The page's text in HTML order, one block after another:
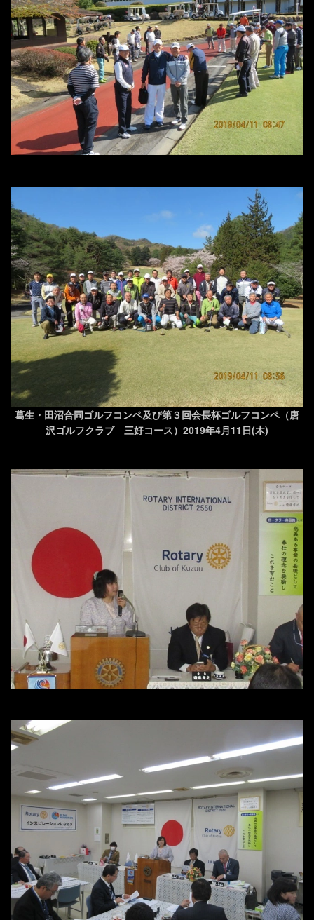
葛生・田沼合同ゴルフコンペ及び第３回会長杯ゴルフコンペ（唐
沢ゴルフクラブ 三好コース）2019年4月11日(木)